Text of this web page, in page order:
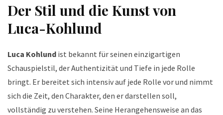
Der Stil und die Kunst von
Luca-Kohlund
Luca Kohlund ist bekannt für seinen einzigartigen
Schauspielstil, der Authentizität und Tiefe in jede Rolle
bringt. Er bereitet sich intensiv auf jede Rolle vor und nimmt
sich die Zeit, den Charakter, den er darstellen soll,
vollständig zu verstehen. Seine Herangehensweise an das